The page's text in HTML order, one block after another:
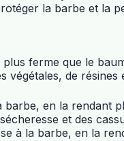
la barbe et la
ferme que le
de résines
en la rendant
et des
à la barbe, en la